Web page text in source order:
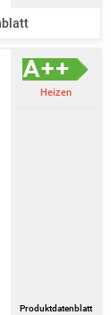
Heizen
Produktdatenblatt